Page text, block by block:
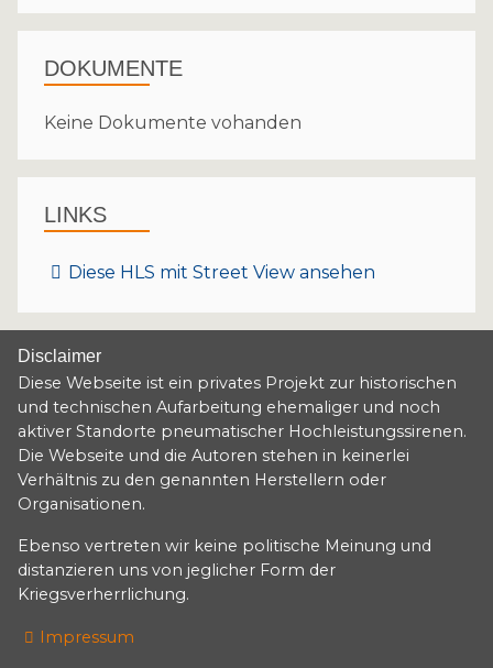
DOKUMENTE
Keine Dokumente vohanden
LINKS
Diese HLS mit Street View ansehen
Disclaimer
Diese Webseite ist ein privates Projekt zur historischen
und technischen Aufarbeitung ehemaliger und noch
aktiver Standorte pneumatischer Hochleistungssirenen.
Die Webseite und die Autoren stehen in keinerlei
Verhältnis zu den genannten Herstellern oder
Organisationen.
Ebenso vertreten wir keine politische Meinung und
distanzieren uns von jeglicher Form der
Kriegsverherrlichung.
Impressum